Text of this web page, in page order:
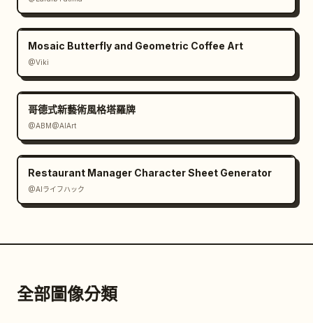
Mosaic Butterfly and Geometric Coffee Art
@Viki
哥德式新藝術風格塔羅牌
@ABM@AIArt
Restaurant Manager Character Sheet Generator
@AIライフハック
全部圖像分類